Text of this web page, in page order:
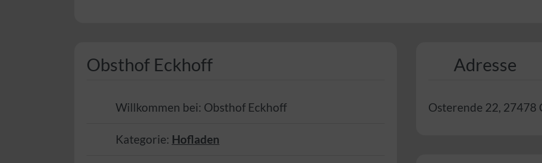
Obsthof Eckhoff
Willkommen bei: Obsthof Eckhoff
Kategorie: Hofladen
Adresse
Osterende 22, 27478